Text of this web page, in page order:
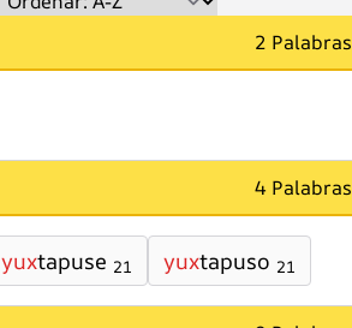
2 Palabras
4 Palabras
yuxtapuse 21 yuxtapuso 21